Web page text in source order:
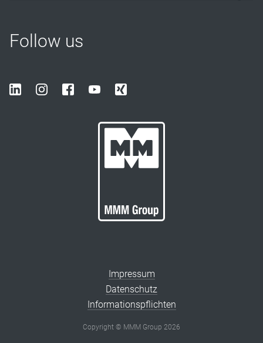
Follow us
Impressum
Datenschutz
Informationspflichten
Copyright © MMM Group 2026